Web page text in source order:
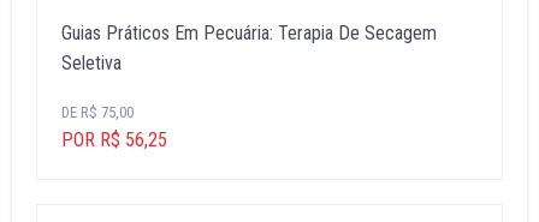
Guias Práticos Em Pecuária: Terapia De Secagem
Seletiva
DE R$ 75,00
POR R$ 56,25